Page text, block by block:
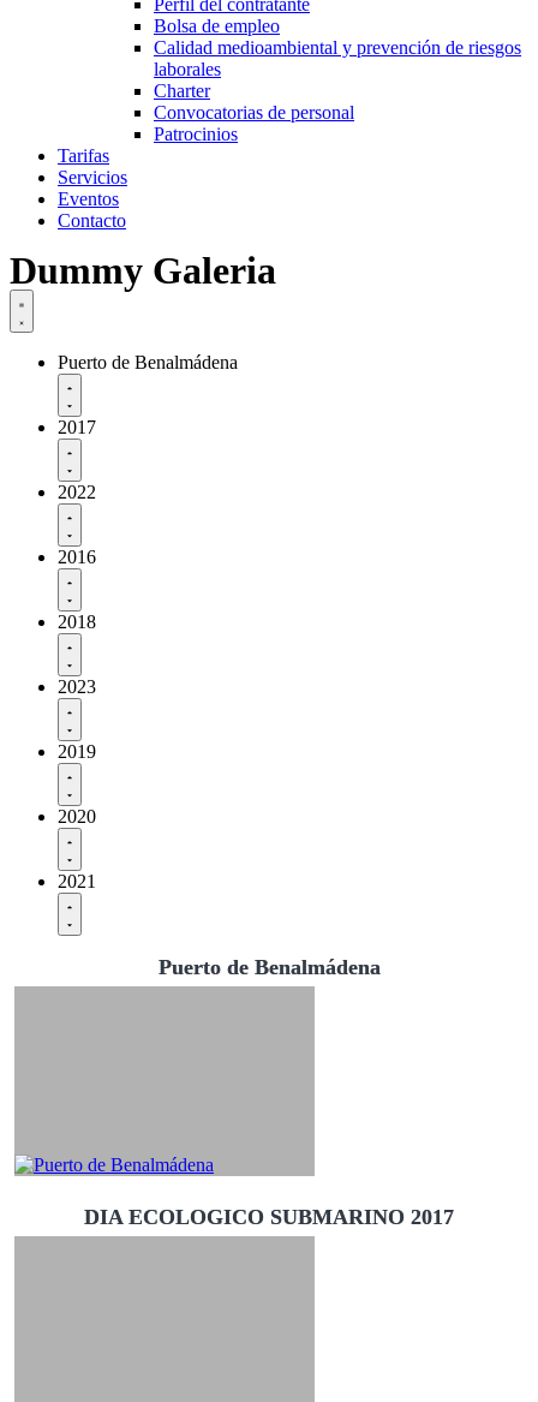
Perfil del contratante
Bolsa de empleo
Calidad medioambiental y prevención de riesgos
laborales
Charter
Convocatorias de personal
Patrocinios
Tarifas
Servicios
Eventos
Contacto
Dummy Galeria
Puerto de Benalmádena
2017
2022
2016
2018
2023
2019
2020
2021
Puerto de Benalmádena
DIA ECOLOGICO SUBMARINO 2017